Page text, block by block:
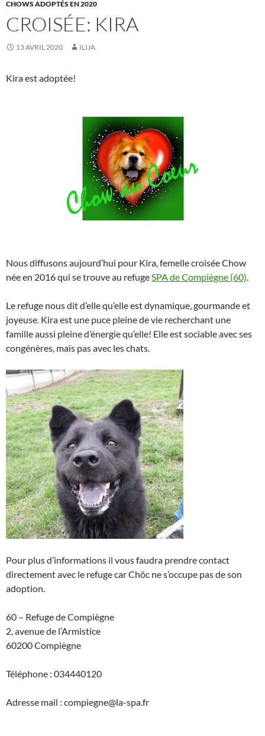
CHOWS ADOPTÉS EN 2020
CROISÉE: KIRA
13 AVRIL 2020 ILIJA
Kira est adoptée!
Nous diffusons aujourd’hui pour Kira, femelle croisée Chow
née en 2016 qui se trouve au refugeSPA de Compiègne (60).
Le refuge nous dit d’elle qu’elle est dynamique, gourmande et
joyeuse. Kira est une puce pleine de vie recherchant une
famille aussi pleine d’énergie qu’elle! Elle est sociable avec ses
congénères, mais pas avec les chats.
Pour plus d’informations il vous faudra prendre contact
directement avec le refuge car Chôc ne s’occupe pas de son
adoption.
60 – Refuge de Compiègne
2, avenue de l’Armistice
60200 Compiègne
Téléphone : 034440120
Adresse mail : compiegne@la-spa.fr